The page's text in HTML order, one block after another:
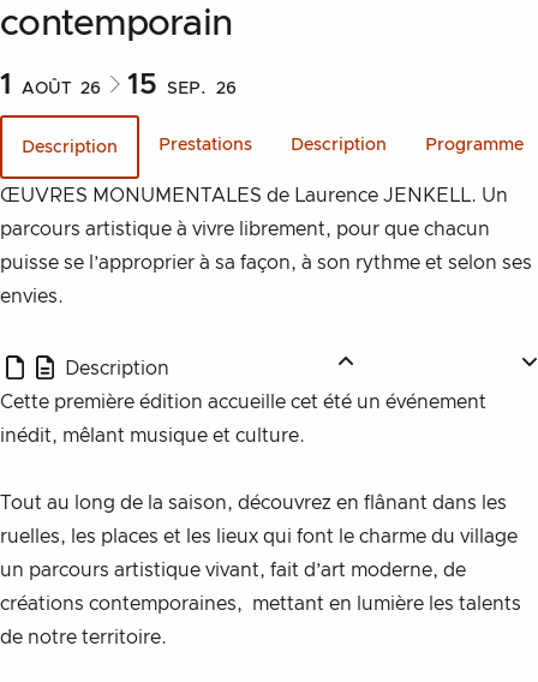
contemporain
1 AOÛT 26 15 SEP. 26
Description Prestations Description Programme
Description
ŒUVRES MONUMENTALES de Laurence JENKELL. Un
parcours artistique à vivre librement, pour que chacun
puisse se l’approprier à sa façon, à son rythme et selon ses
envies.
Description
Cette première édition accueille cet été un événement
inédit, mêlant musique et culture.
Tout au long de la saison, découvrez en flânant dans les
ruelles, les places et les lieux qui font le charme du village
un parcours artistique vivant, fait d’art moderne, de
créations contemporaines,  mettant en lumière les talents
de notre territoire.